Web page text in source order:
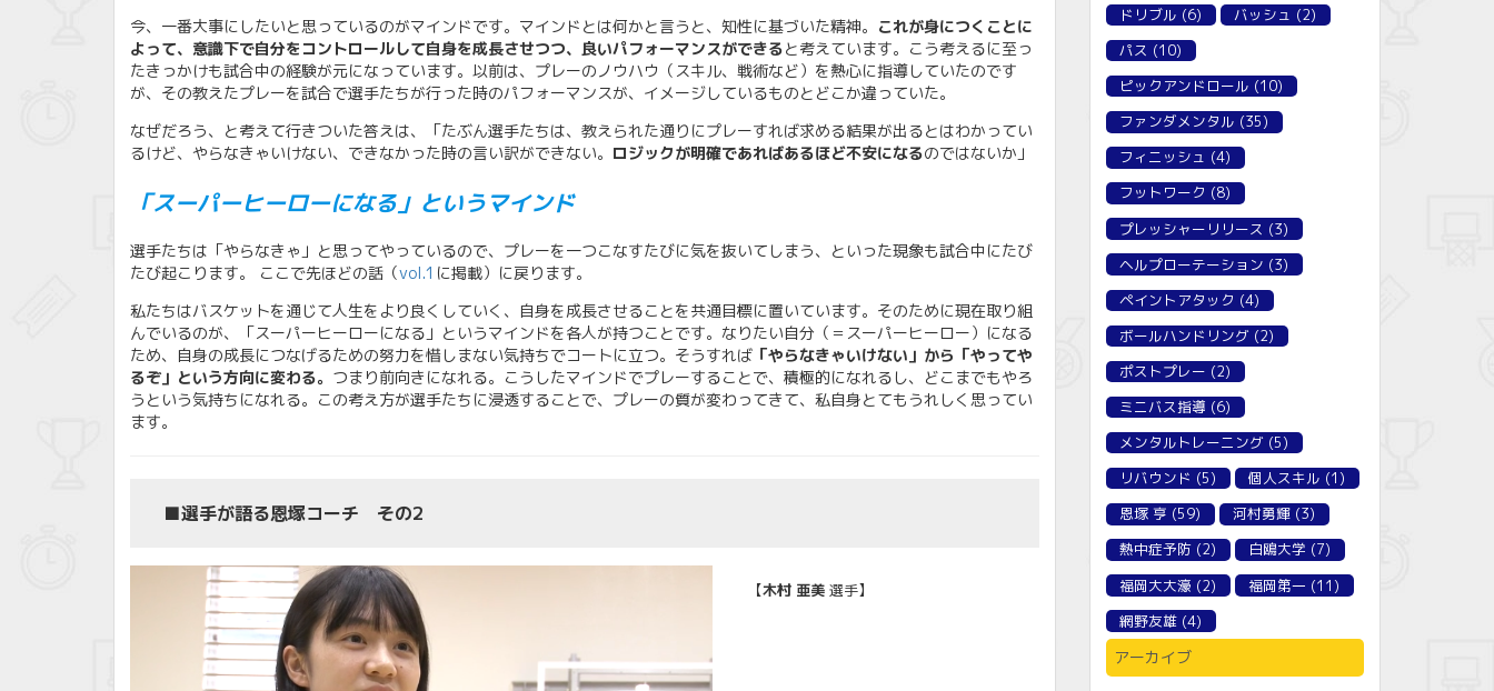
今、一番大事にしたいと思っているのがマインドです。マインドとは何かと言うと、知性に基づいた精神。 これが身につくことに
よって、意識下で自分をコントロールして自身を成長させつつ、良いパフォーマンスができると考えています。こう考えるに至っ
たきっかけも試合中の経験が元になっています。以前は、プレーのノウハウ（スキル、戦術など）を熱心に指導していたのです
が、その教えたプレーを試合で選手たちが行った時のパフォーマンスが、イメージしているものとどこか違っていた。
なぜだろう、と考えて行きついた答えは、「たぶん選手たちは、教えられた通りにプレーすれば求める結果が出るとはわかってい
るけど、やらなきゃいけない、できなかった時の言い訳ができない。 ロジックが明確であればあるほど不安になるのではないか」
「スーパーヒーローになる」というマインド
選手たちは「やらなきゃ」と思ってやっているので、プレーを一つこなすたびに気を抜いてしまう、といった現象も試合中にたび
たび起こります。 ここで先ほどの話（vol.1 に掲載）に戻ります。
私たちはバスケットを通じて人生をより良くしていく、自身を成長させることを共通目標に置いています。そのために現在取り組
んでいるのが、「スーパーヒーローになる」というマインドを各人が持つことです。なりたい自分（＝スーパーヒーロー）になる
ため、自身の成長につなげるための努力を惜しまない気持ちでコートに立つ。そうすれば 「やらなきゃいけない」から「やってや
るぞ」という方向に変わる。 つまり前向きになれる。こうしたマインドでプレーすることで、積極的になれるし、どこまでもやろ
うという気持ちになれる。この考え方が選手たちに浸透することで、プレーの質が変わってきて、私自身とてもうれしく思ってい
ます。
■選手が語る恩塚コーチ その2
【木村 亜美選手】
ドリブル (6) バッシュ (2)
パス (10)
ピックアンドロール (10)
ファンダメンタル (35)
フィニッシュ (4)
フットワーク (8)
プレッシャーリリース (3)
ヘルプローテーション (3)
ペイントアタック (4)
ボールハンドリング (2)
ポストプレー (2)
ミニバス指導 (6)
メンタルトレーニング (5)
リバウンド (5) 個人スキル (1)
恩塚 亨 (59) 河村勇輝 (3)
熱中症予防 (2) 白鴎大学 (7)
福岡大大濠 (2) 福岡第一 (11)
網野友雄 (4)
アーカイブ